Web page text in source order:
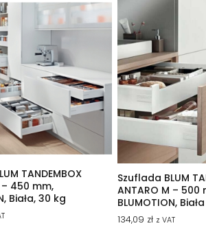
TANDEMBOX
– 450 mm,
Biała, 30 kg
Szuflada BLUM
ANTARO M – 500
BLUMOTION,
134,09 zł z VAT